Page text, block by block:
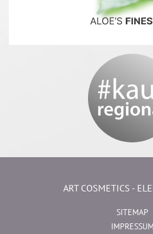
ART COSMETICS -
SITEMAP
IMPRESSUM